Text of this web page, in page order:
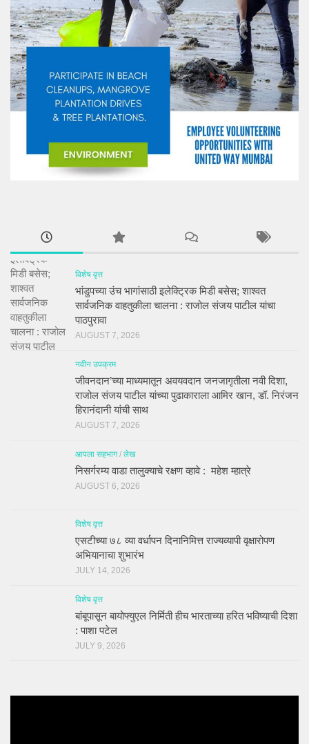
विशेष वृत्त
भांडुपच्या उंच भागांसाठी इलेक्ट्रिक मिडी बसेस; शाश्वत
सार्वजनिक वाहतुकीला चालना : राजोल संजय पाटील यांचा
पाठपुरावा
AUGUST 7, 2026
नवीन उपक्रम
जीवनदान’च्या माध्यमातून अवयवदान जनजागृतीला नवी दिशा,
राजोल संजय पाटील यांच्या पुढाकाराला आमिर खान, डॉ. निरंजन
हिरानंदानी यांची साथ
AUGUST 7, 2026
आपला सहभाग/ लेख
निसर्गरम्य वाडा तालुक्याचे रक्षण व्हावे : महेश म्हात्रे
AUGUST 6, 2026
विशेष वृत्त
एसटीच्या ७८ व्या वर्धापन दिनानिमित्त राज्यव्यापी वृक्षारोपण
अभियानाचा शुभारंभ
JULY 14, 2026
विशेष वृत्त
बांबूपासून बायोफ्युएल निर्मिती हीच भारताच्या हरित भविष्याची दिशा
: पाशा पटेल
JULY 9, 2026